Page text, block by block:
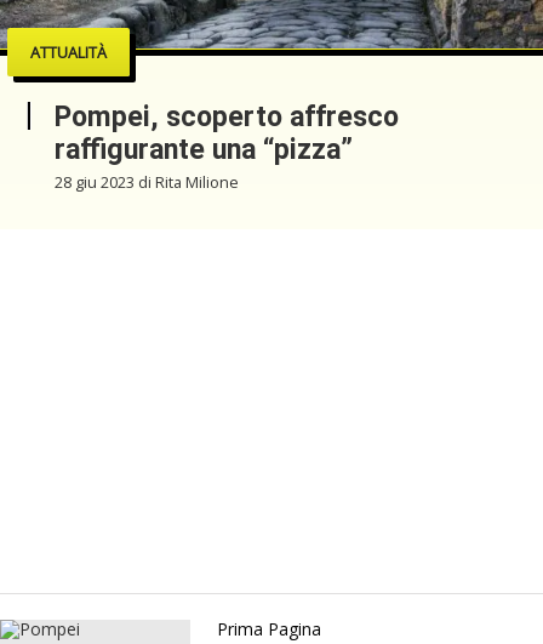
ATTUALITÀ
Pompei, scoperto affresco
raffigurante una “pizza”
28 giu 2023 di Rita Milione
Prima Pagina